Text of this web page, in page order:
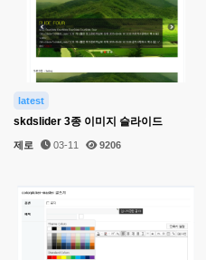
latest
skdslider 3종 이미지 슬라이드
제로 03-11 9206